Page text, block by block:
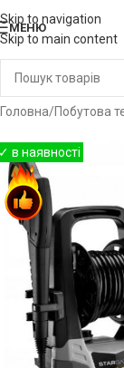
Skip to navigation
Skip to main content
МЕНЮ
Головна/Побутова